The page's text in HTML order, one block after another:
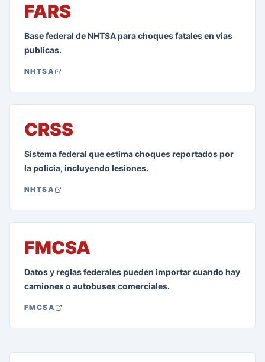
FARS
Base federal de NHTSA para choques fatales en vias
publicas.
NHTSA
CRSS
Sistema federal que estima choques reportados por
la policia, incluyendo lesiones.
NHTSA
FMCSA
Datos y reglas federales pueden importar cuando hay
camiones o autobuses comerciales.
FMCSA